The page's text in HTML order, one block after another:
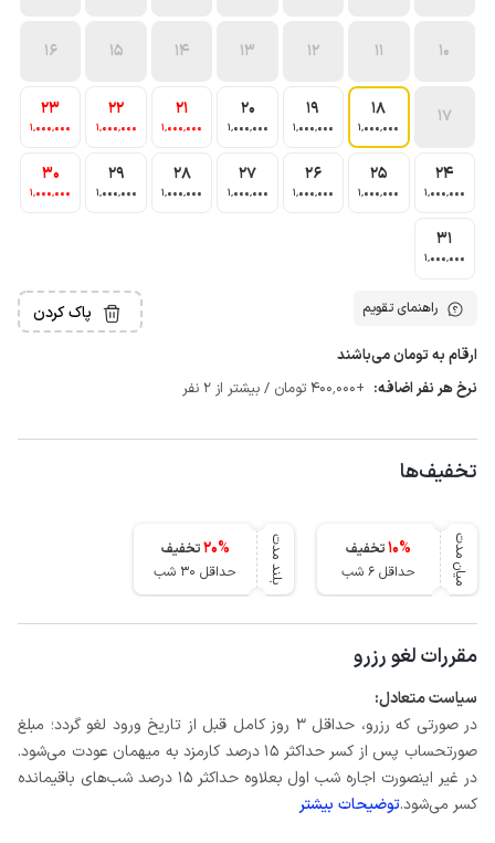
10
11
12
13
14
15
16
17
18
1٬000٬000
19
1٬000٬000
20
1٬000٬000
21
1٬000٬000
22
1٬000٬000
23
1٬000٬000
24
1٬000٬000
25
1٬000٬000
26
1٬000٬000
27
1٬000٬000
28
1٬000٬000
29
1٬000٬000
30
1٬000٬000
31
1٬000٬000
راهنمای تقویم پاک کردن
ارقام به تومان می‌باشند
نرخ هر نفر اضافه: +400٬000 تومان / بیشتر از 2 نفر
تخفیف‌ها
میان مدت 10%
تخفیف
حداقل 6 شب
بلند مدت 20%
تخفیف
حداقل 30 شب
مقررات لغو رزرو
سیاست متعادل:
در صورتی که رزرو، حداقل 3 روز کامل قبل از تاریخ ورود لغو گردد؛ مبلغ
صورتحساب پس از کسر حداکثر 15 درصد کارمزد به میهمان عودت می‌شود.
در غیر اینصورت اجاره شب اول بعلاوه حداکثر 15 درصد شب‌های باقیمانده
کسر می‌شود.توضیحات بیشتر